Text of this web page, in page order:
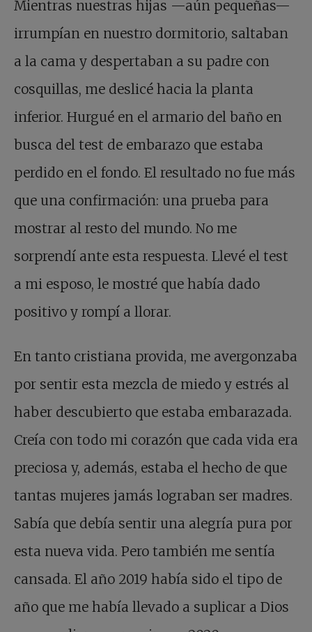
Mientras nuestras hijas —aún pequeñas—
irrumpían en nuestro dormitorio, saltaban
a la cama y despertaban a su padre con
cosquillas, me deslicé hacia la planta
inferior. Hurgué en el armario del baño en
busca del test de embarazo que estaba
perdido en el fondo. El resultado no fue más
que una confirmación: una prueba para
mostrar al resto del mundo. No me
sorprendí ante esta respuesta. Llevé el test
a mi esposo, le mostré que había dado
positivo y rompí a llorar.
En tanto cristiana provida, me avergonzaba
por sentir esta mezcla de miedo y estrés al
haber descubierto que estaba embarazada.
Creía con todo mi corazón que cada vida era
preciosa y, además, estaba el hecho de que
tantas mujeres jamás lograban ser madres.
Sabía que debía sentir una alegría pura por
esta nueva vida. Pero también me sentía
cansada. El año 2019 había sido el tipo de
año que me había llevado a suplicar a Dios